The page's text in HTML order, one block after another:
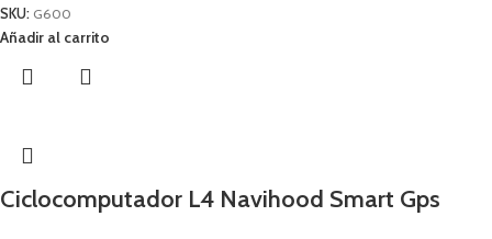
SKU: G600
Añadir al carrito
Ciclocomputador L4 Navihood Smart Gps